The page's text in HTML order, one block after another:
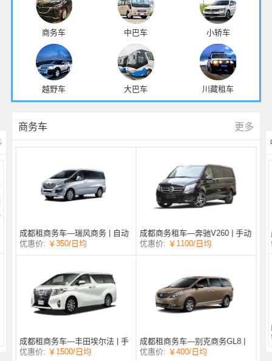
商务车 中巴车 小轿车
越野车 大巴车 川藏租车
商务车 更多
成都租商务车—瑞风商务 | 自动
挡 | 7座
优惠价: ￥350/日均
成都商务租车—奔驰V260 | 手动
挡 |
优惠价: ￥1100/日均
成都租商务车—丰田埃尔法 | 手
自一体 |
优惠价: ￥1500/日均
成都租商务车—别克商务GL8 |
自动挡 | 7座
优惠价: ￥400/日均